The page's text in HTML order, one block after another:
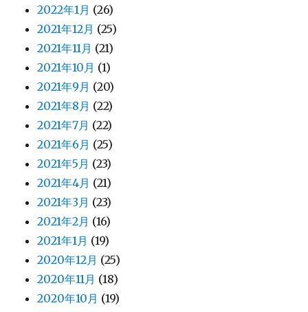
2022年1月 (26)
2021年12月 (25)
2021年11月 (21)
2021年10月 (1)
2021年9月 (20)
2021年8月 (22)
2021年7月 (22)
2021年6月 (25)
2021年5月 (23)
2021年4月 (21)
2021年3月 (23)
2021年2月 (16)
2021年1月 (19)
2020年12月 (25)
2020年11月 (18)
2020年10月 (19)